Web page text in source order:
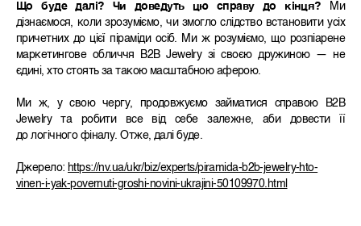
Що буде далі? Чи доведуть цю справу до кінця? Ми
дізнаємося, коли зрозуміємо, чи змогло слідство встановити усіх
причетних до цієї піраміди осіб. Ми ж розуміємо, що розпіарене
маркетингове обличчя B2B Jewelry зі своєю дружиною — не
єдині, хто стоять за такою масштабною аферою.
Ми ж, у свою чергу, продовжуємо займатися справою B2B
Jewelry та робити все від себе залежне, аби довести її
до логічного фіналу. Отже, далі буде.
Джерело: https://nv.ua/ukr/biz/experts/piramida-b2b-jewelry-hto-
vinen-i-yak-povernuti-groshi-novini-ukrajini-50109970.html